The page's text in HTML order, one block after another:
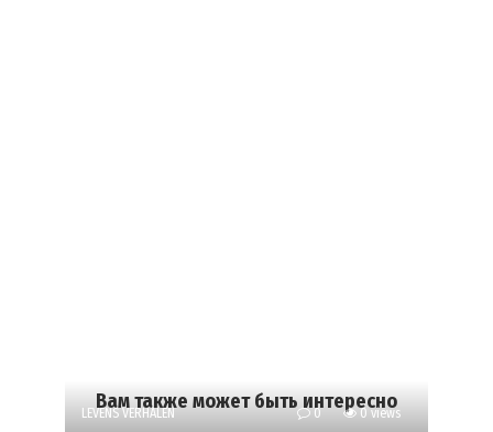
Вам также может быть интересно
LEVENS VERHALEN 0 0 views